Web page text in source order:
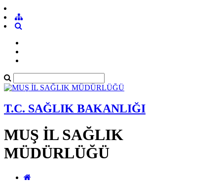
T.C. SAĞLIK BAKANLIĞI
MUŞ İL SAĞLIK
MÜDÜRLÜĞÜ